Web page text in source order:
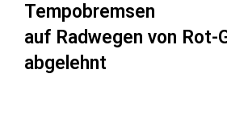
Tempobremsen
auf Radwegen von Rot-
abgelehnt